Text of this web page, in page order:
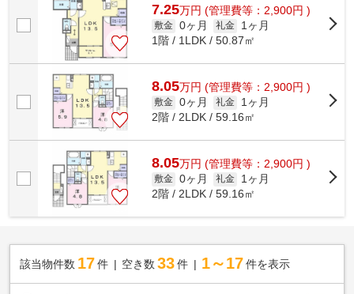
7.25万円 (管理費等：2,900円 )
敷金 0ヶ月 礼金
1ヶ月
1階 / 1LDK / 50.87㎡
8.05万円 (管理費等：2,900円 )
敷金 0ヶ月 礼金
1ヶ月
2階 / 2LDK / 59.16㎡
8.05万円 (管理費等：2,900円 )
敷金 0ヶ月 礼金
1ヶ月
2階 / 2LDK / 59.16㎡
該当物件数 17件 空き数 33 件 1～17 件を表示